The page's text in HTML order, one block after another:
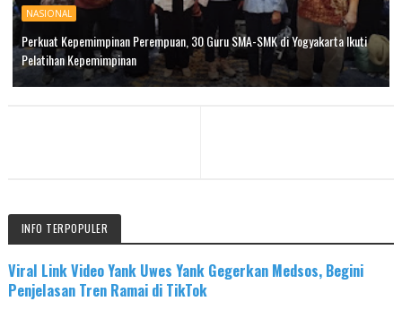
NASIONAL
Perkuat Kepemimpinan Perempuan, 30 Guru SMA-SMK di Yogyakarta Ikuti
Pelatihan Kepemimpinan
INFO TERPOPULER
Viral Link Video Yank Uwes Yank Gegerkan Medsos, Begini
Penjelasan Tren Ramai di TikTok